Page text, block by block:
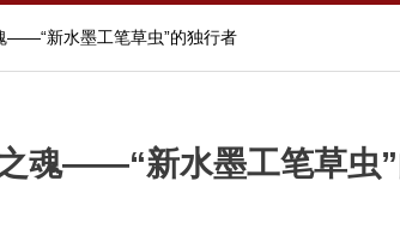
——“新水墨工笔草虫”的独行者
魂——“新水墨工笔草虫